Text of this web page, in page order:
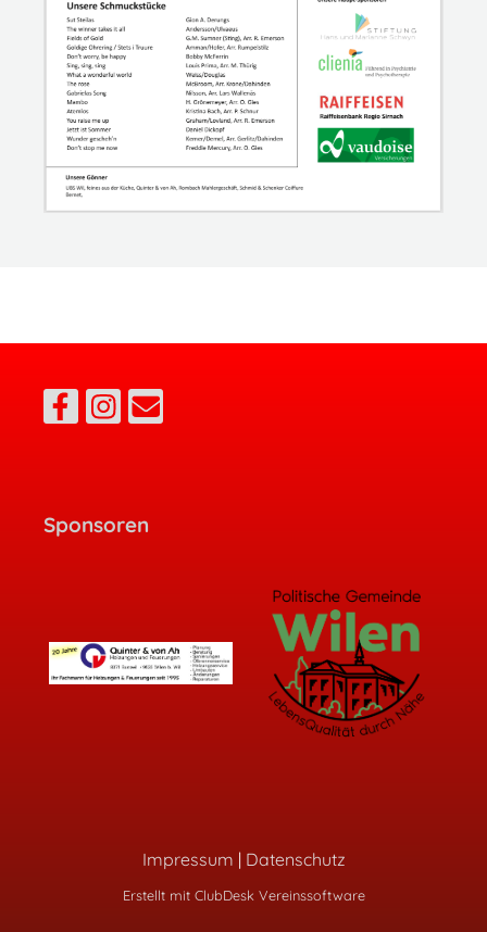
Sponsoren
Impressum | Datenschutz
Erstellt mit ClubDesk Vereinssoftware